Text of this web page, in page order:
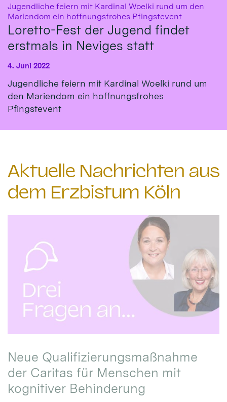
Jugendliche feiern mit Kardinal Woelki rund um den
Mariendom ein hoffnungsfrohes Pfingstevent:
Loretto-Fest der Jugend findet
erstmals in Neviges statt
4. Juni 2022
Jugendliche feiern mit Kardinal Woelki rund um
den Mariendom ein hoffnungsfrohes
Pfingstevent
Aktuelle Nachrichten aus
dem Erzbistum Köln
Neue Qualifizierungsmaßnahme
der Caritas für Menschen mit
kognitiver Behinderung